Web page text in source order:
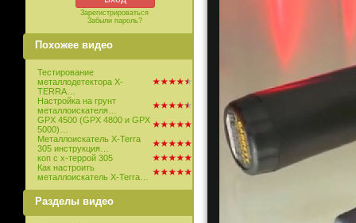
Зарегистрироваться
Забыли пароль?
Похожее видео
Тестирование
металлодетектора X-
TERRA…
Настройка на грунт
металлоискателя…
GPX 4500 (GPX 4800 и GPX
5000)…
Металлоискатель X-Terra
305 инструкция…
коп с х-террой 305
Как настроить
металлоискатель X-Terra…
Разделы видео